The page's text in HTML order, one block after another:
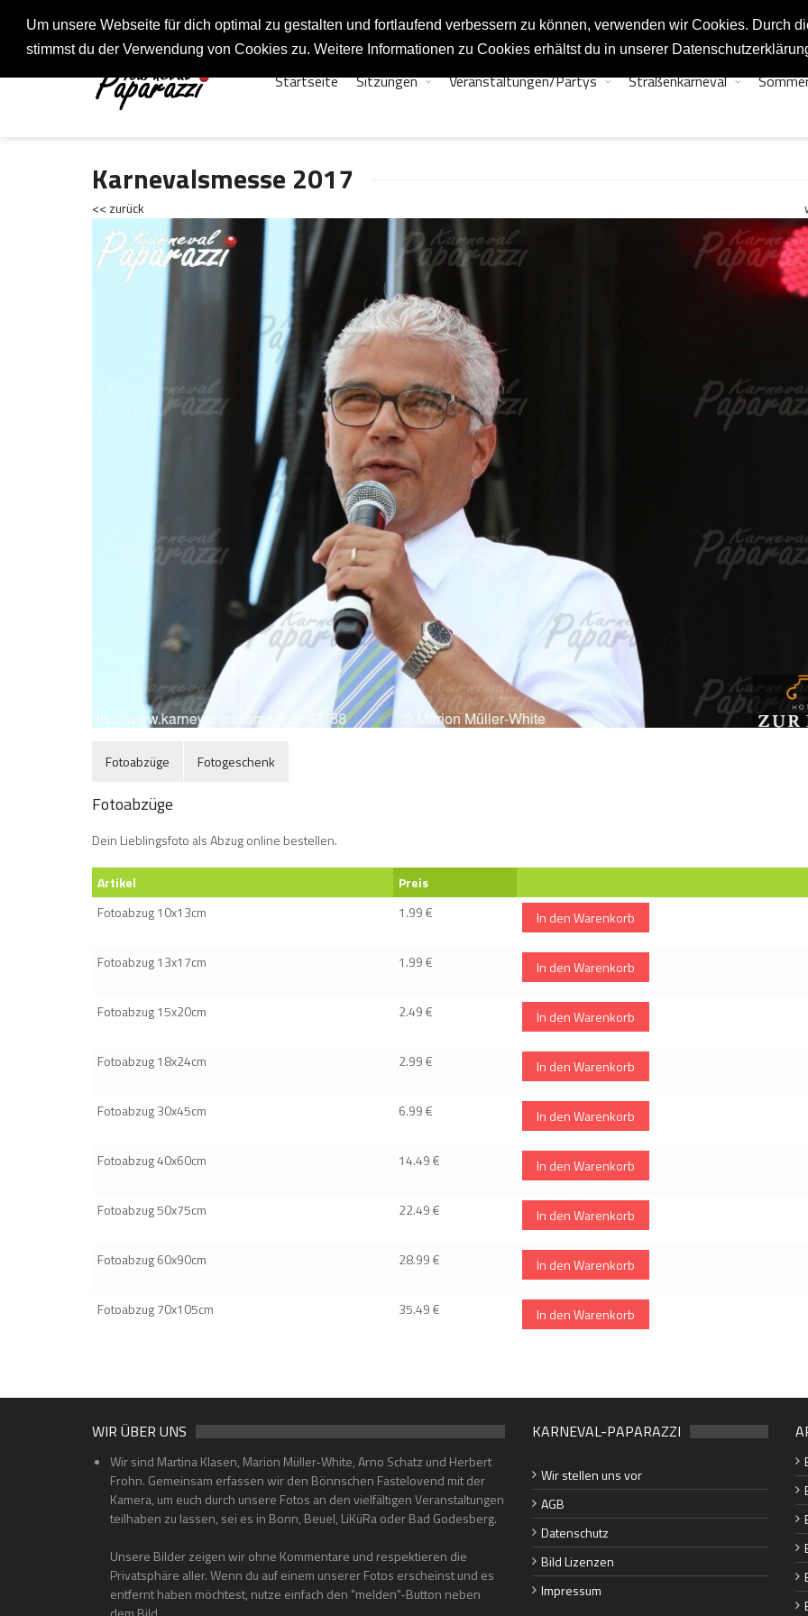
Um unsere Webseite für dich optimal zu gestalten und fortlaufend verbessern zu können, verwenden wir Cookies. Durch
stimmst du der Verwendung von Cookies zu. Weitere Informationen zu Cookies erhältst du in unserer
Fotos rund um den Fastelovend
Startseite Sitzungen Veranstaltungen/Partys Straßenkarneval
Karnevalsmesse 2017
<< zurück
Fotoabzüge Fotogeschenk
Fotoabzüge
Dein Lieblingsfoto als Abzug online bestellen.
Artikel
Preis
Fotoabzug 10x13cm
1.99 € In den Warenkorb
Fotoabzug 13x17cm 1.99 € In den Warenkorb
Fotoabzug 15x20cm 2.49 € In den Warenkorb
Fotoabzug 18x24cm 2.99 € In den Warenkorb
Fotoabzug 30x45cm 6.99 € In den Warenkorb
Fotoabzug 40x60cm 14.49 € In den Warenkorb
Fotoabzug 50x75cm 22.49 € In den Warenkorb
Fotoabzug 60x90cm 28.99 € In den Warenkorb
Fotoabzug 70x105cm 35.49 € In den Warenkorb
WIR ÜBER UNS
Wir sind Martina Klasen, Marion Müller-White, Arno Schatz und Herbert
Frohn. Gemeinsam erfassen wir den Bönnschen Fastelovend mit der
Kamera, um euch durch unsere Fotos an den vielfältigen Veranstaltungen
teilhaben zu lassen, sei es in Bonn, Beuel, LiKüRa oder Bad Godesberg.
Unsere Bilder zeigen wir ohne Kommentare und respektieren die
Privatsphäre aller. Wenn du auf einem unserer Fotos erscheinst und es
entfernt haben möchtest, nutze einfach den "melden"-Button neben
KARNEVAL-PAPARAZZI
Wir stellen uns vor
AGB
Datenschutz
Bild Lizenzen
Impressum